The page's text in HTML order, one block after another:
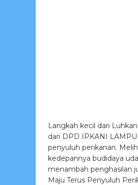
Langkah kecil dari
dari DPD IPKANI
penyuluh perikanan.
kedepannya budidaya
menambah penghasilan
Maju Terus Penyuluh